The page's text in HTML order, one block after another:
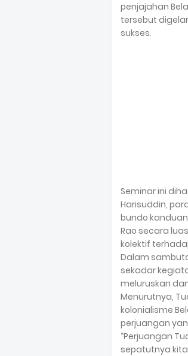
penjajahan
tersebut
sukses.
Seminar ini
Harisuddin,
bundo
Rao secara
kolektif
Dalam
sekadar
meluruskan
Menurutnya,
kolonialisme
perjuangan
“Perjuangan
sepatutnya